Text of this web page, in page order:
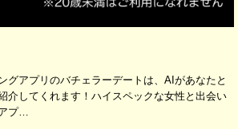
グアプリのバチェラーデートは、AIがあなたと
介してくれます！ハイスペックな女性と出会い
プ…